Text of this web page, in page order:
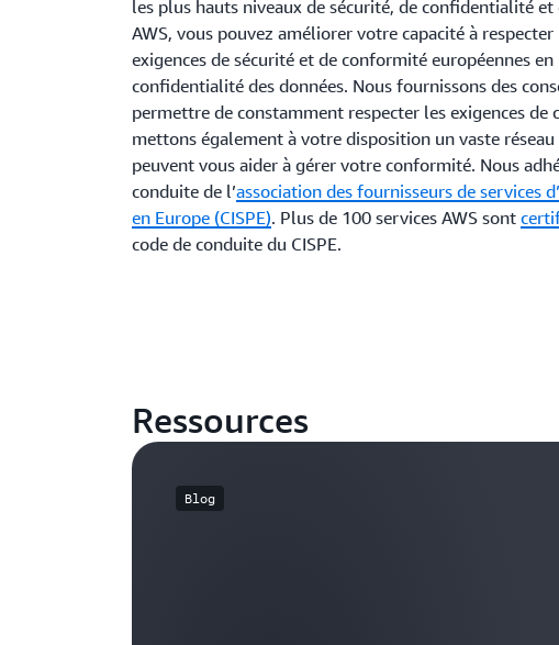
les plus hauts niveaux de sécurité, de confidentialité et
AWS, vous pouvez améliorer votre capacité à
exigences de sécurité et de conformité européennes
confidentialité des données. Nous fournissons des
permettre de constamment respecter les exigences de
mettons également à votre disposition un vaste
peuvent vous aider à gérer votre conformité. Nous
conduite de l’association des fournisseurs de services
en Europe (CISPE). Plus de 100 services AWS sont
code de conduite du CISPE.
Ressources
Blog